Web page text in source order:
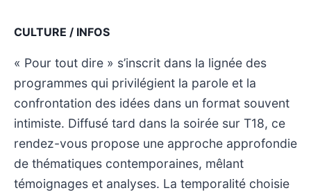
CULTURE / INFOS
« Pour tout dire » s’inscrit dans la lignée des
programmes qui privilégient la parole et la
confrontation des idées dans un format souvent
intimiste. Diffusé tard dans la soirée sur T18, ce
rendez-vous propose une approche approfondie
de thématiques contemporaines, mêlant
témoignages et analyses. La temporalité choisie